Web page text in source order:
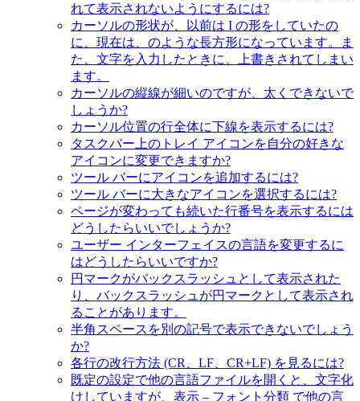
れて表示されないようにするには?
カーソルの形状が、以前は I の形をしていたの
に、現在は、のような長方形になっています。ま
た、文字を入力したときに、上書きされてしまい
ます。
カーソルの縦線が細いのですが、太くできないで
しょうか?
カーソル位置の行全体に下線を表示するには?
タスクバー上のトレイ アイコンを自分の好きな
アイコンに変更できますか?
ツール バーにアイコンを追加するには?
ツール バーに大きなアイコンを選択するには?
ページが変わっても続いた行番号を表示するには
どうしたらいいでしょうか?
ユーザー インターフェイスの言語を変更するに
はどうしたらいいですか?
円マークがバックスラッシュとして表示された
り、バックスラッシュが円マークとして表示され
ることがあります。
半角スペースを別の記号で表示できないでしょう
か?
各行の改行方法 (CR、LF、CR+LF) を見るには?
既定の設定で他の言語ファイルを開くと、文字化
けしていますが、表示 – フォント分類 で他の言